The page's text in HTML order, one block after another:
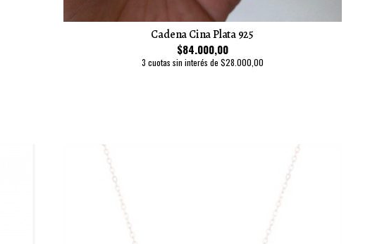
Cadena Cina Plata 925
$84.000,00
3 cuotas sin interés de $28.000,00